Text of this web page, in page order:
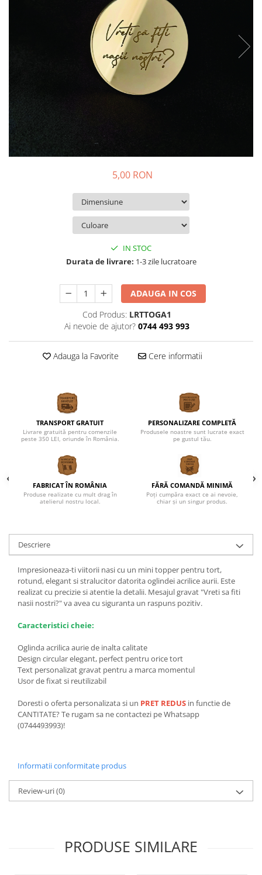
Pachete cadou Craciun
Cadouri indragostiti
1-8 Martie
Scoala/Absolvire
5,00 RON
IN STOC
Durata de livrare: 1-3 zile lucratoare
ADAUGA IN COS
Cod Produs: LRTTOGA1
Ai nevoie de ajutor? 0744 493 993
Adauga la Favorite Cere informatii
TRANSPORT GRATUIT
Livrare gratuită pentru comenzile
peste 350 LEI, oriunde în România.
PERSONALIZARE COMPLETĂ
Produsele noastre sunt lucrate exact
pe gustul tău.
FABRICAT ÎN ROMÂNIA
Produse realizate cu mult drag în
atelierul nostru local.
FĂRĂ COMANDĂ MINIMĂ
Poți cumpăra exact ce ai nevoie,
chiar și un singur produs.
Descriere
Impresioneaza-ti viitorii nasi cu un mini topper pentru tort,
rotund, elegant si stralucitor datorita oglindei acrilice aurii. Este
realizat cu precizie si atentie la detalii. Mesajul gravat "Vreti sa fiti
nasii nostri?" va avea cu siguranta un raspuns pozitiv.
Caracteristici cheie:
Oglinda acrilica aurie de inalta calitate
Design circular elegant, perfect pentru orice tort
Text personalizat gravat pentru a marca momentul
Usor de fixat si reutilizabil
Doresti o oferta personalizata si un PRET REDUS in functie de
CANTITATE? Te rugam sa ne contactezi pe Whatsapp
(0744493993)!
Informatii conformitate produs
Review-uri(0)
PRODUSE SIMILARE